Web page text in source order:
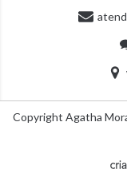
Copyright Agatha